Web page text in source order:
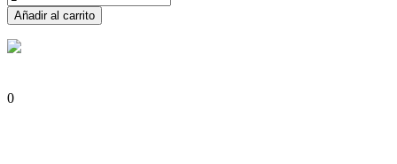
Añadir al carrito
0